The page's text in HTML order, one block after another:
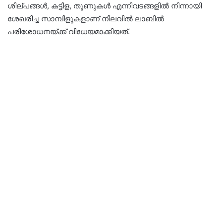
ശില്പങ്ങൾ, കട്ടിള, തൂണുകൾ എന്നിവടങ്ങളിൽ നിന്നായി
ശേഖരിച്ച സാമ്പിളുകളാണ് നിലവിൽ ലാബിൽ
പരിശോധനയ്ക്ക് വിധേയമാക്കിയത്.